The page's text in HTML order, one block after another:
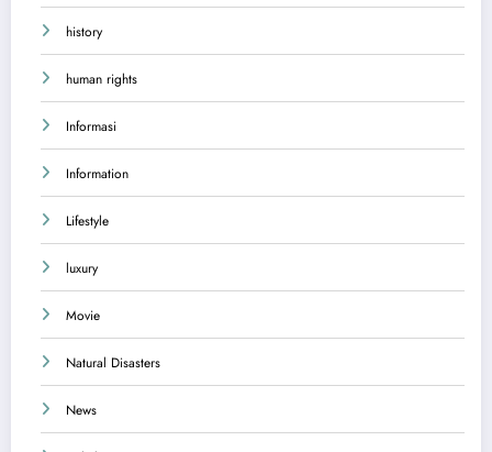
history
human rights
Informasi
Information
Lifestyle
luxury
Movie
Natural Disasters
News